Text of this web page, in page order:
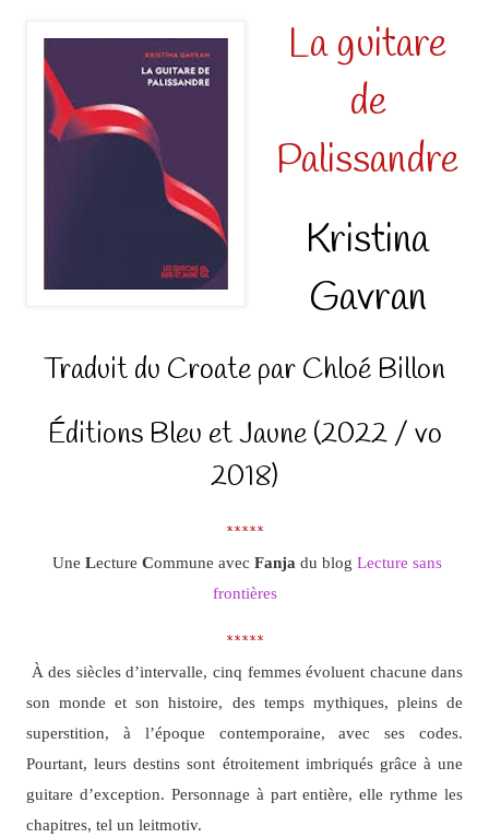
La guitare
de
Palissandre
Kristina
Gavran
Traduit du Croate par Chloé Billon
Éditions Bleu et Jaune (2022 / vo
2018)
*****
Une Lecture Commune avec Fanja du blog Lecture sans
frontières
*****
À des siècles d’intervalle, cinq femmes évoluent chacune dans
son monde et son histoire, des temps mythiques, pleins de
superstition, à l’époque contemporaine, avec ses codes.
Pourtant, leurs destins sont étroitement imbriqués grâce à une
guitare d’exception. Personnage à part entière, elle rythme les
chapitres, tel un leitmotiv.